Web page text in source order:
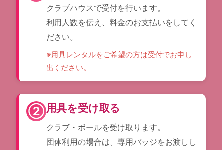
クラブハウスで受付を行います。
利用人数を伝え、料金のお支払いをしてく
ださい。
※用具レンタルをご希望の方は受付でお申し
出ください。
②用具を受け取る
クラブ・ボールを受け取ります。
団体利用の場合は、専用バッジをお渡しし